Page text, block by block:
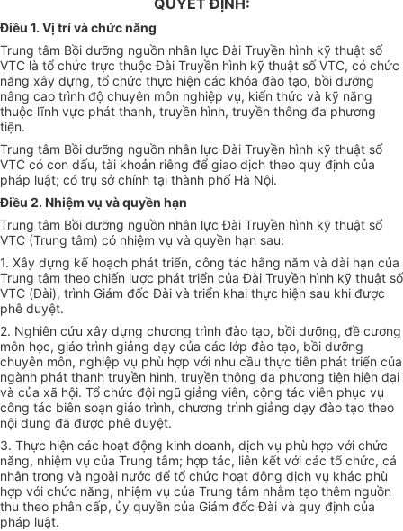
QUYẾT ĐỊNH:
Điều 1. Vị trí và chức năng
Trung tâm Bồi dưỡng nguồn nhân lực Đài Truyền hình kỹ thuật số
VTC là tổ chức trực thuộc Đài Truyền hình kỹ thuật số VTC, có chức
năng xây dựng, tổ chức thực hiện các khóa đào tạo, bồi dưỡng
nâng cao trình độ chuyên môn nghiệp vụ, kiến thức và kỹ năng
thuộc lĩnh vực phát thanh, truyền hình, truyền thông đa phương
tiện.
Trung tâm Bồi dưỡng nguồn nhân lực Đài Truyền hình kỹ thuật số
VTC có con dấu, tài khoản riêng để giao dịch theo quy định của
pháp luật; có trụ sở chính tại thành phố Hà Nội.
Điều 2. Nhiệm vụ và quyền hạn
Trung tâm Bồi dưỡng nguồn nhân lực Đài Truyền hình kỹ thuật số
VTC (Trung tâm) có nhiệm vụ và quyền hạn sau:
1. Xây dựng kế hoạch phát triển, công tác hằng năm và dài hạn của
Trung tâm theo chiến lược phát triển của Đài Truyền hình kỹ thuật số
VTC (Đài), trình Giám đốc Đài và triển khai thực hiện sau khi được
phê duyệt.
2. Nghiên cứu xây dựng chương trình đào tạo, bồi dưỡng, đề cương
môn học, giáo trình giảng dạy của các lớp đào tạo, bồi dưỡng
chuyên môn, nghiệp vụ phù hợp với nhu cầu thực tiễn phát triển của
ngành phát thanh truyền hình, truyền thông đa phương tiện hiện đại
và của xã hội. Tổ chức đội ngũ giảng viên, cộng tác viên phục vụ
công tác biên soạn giáo trình, chương trình giảng dạy đào tạo theo
nội dung đã được phê duyệt.
3. Thực hiện các hoạt động kinh doanh, dịch vụ phù hợp với chức
năng, nhiệm vụ của Trung tâm; hợp tác, liên kết với các tổ chức, cá
nhân trong và ngoài nước để tổ chức hoạt động dịch vụ khác phù
hợp với chức năng, nhiệm vụ của Trung tâm nhằm tạo thêm nguồn
thu theo phân cấp, ủy quyền của Giám đốc Đài và quy định của
pháp luật.